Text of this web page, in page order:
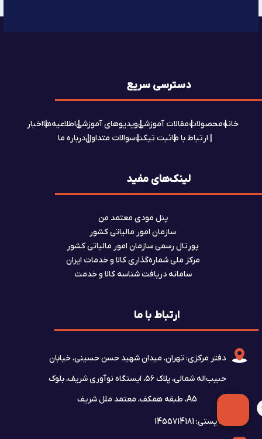
ارتباط با ما
دفتر مرکزی: تهران، میدان شهید حسن حسینی، خیابان
حبیب‌اله شمالی، پلاک ۵۶، ایستگاه نوآوری شریف، بلوک
A5، طبقه همکف، معتمد ملل شریف
کد پستی: 1455714181
لینک‌های مفید
پنل مودی معتمد من
سازمان امور مالیاتی کشور
پورتال رسمی سازمان امور مالیاتی کشور
مرکز ملی شماره‌گذاری کالا و خدمات ایران
سامانه دریافت شناسه کالا و خدمت
دسترسی سریع
خانهمحصولاتمقالات آموزشیویدیوهای آموزشیاطلاعیه‌هااخبار
ارتباط با ماثبت تیکتسوالات متداولدرباره ما